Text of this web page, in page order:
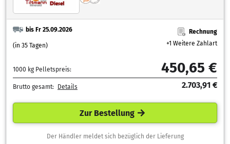
bis Fr 25.09.2026
(in 35 Tagen)
Rechnung
+1 Weitere Zahlart
1000 kg Pelletspreis: 450,65 €
Brutto gesamt: Details 2.703,91 €
Zur Bestellung
Der Händler meldet sich bezüglich der Lieferung